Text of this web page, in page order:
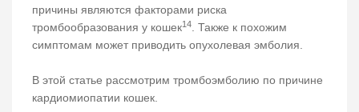
причины являются факторами риска
тромбообразования у кошек14. Также к похожим
симптомам может приводить опухолевая эмболия.
В этой статье рассмотрим тромбоэмболию по причине
кардиомиопатии кошек.